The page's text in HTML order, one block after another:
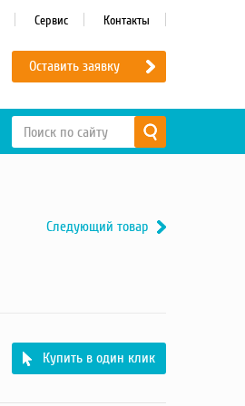
Оставить заявку
Сервис Контакты
Следующий товар
Купить в один клик